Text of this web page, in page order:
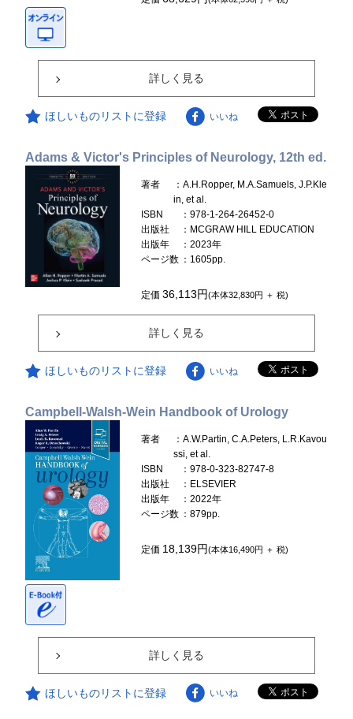
詳しく見る
ほしいものリストに登録 いいね
Adams & Victor's Principles of Neurology, 12th ed.
著者
：A.H.Ropper, M.A.Samuels, J.P.Kle
in, et al.
ISBN
：978-1-264-26452-0
出版社
：MCGRAW HILL EDUCATION
出版年
：2023年
ページ数 ：1605pp.
定価36,113円(本体32,830円 ＋ 税)
詳しく見る
ほしいものリストに登録 いいね
Campbell-Walsh-Wein Handbook of Urology
著者
：A.W.Partin, C.A.Peters, L.R.Kavou
ssi, et al.
ISBN
：978-0-323-82747-8
出版社
：ELSEVIER
出版年
：2022年
ページ数 ：879pp.
定価 18,139円(本体16,490円 ＋ 税)
詳しく見る
ほしいものリストに登録 いいね